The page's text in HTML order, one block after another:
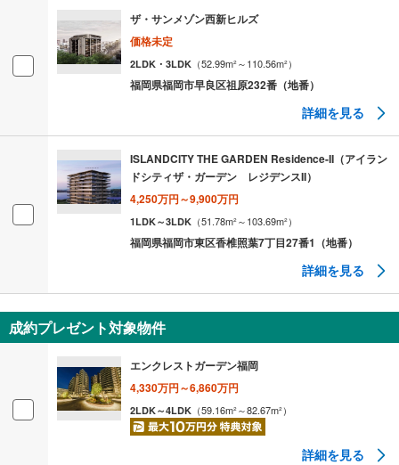
ザ・サンメゾン西新ヒルズ
価格未定
2LDK・3LDK （52.99m²～110.56m²）
福岡県福岡市早良区祖原232番（地番）
詳細を見る
ISLANDCITY THE GARDEN Residence-II（アイラン
ドシティザ・ガーデン レジデンスII）
4,250万円～9,900万円
1LDK～3LDK （51.78m²～103.69m²）
福岡県福岡市東区香椎照葉7丁目27番1（地番）
詳細を見る
成約プレゼント対象物件
エンクレストガーデン福岡
4,330万円～6,860万円
2LDK～4LDK （59.16m²～82.67m²）
詳細を見る